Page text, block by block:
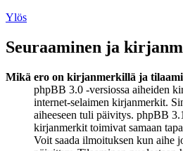
Ylös
Seuraaminen ja
Mikä ero on kirjanmerkillä ja
phpBB 3.0 -versiossa aiheiden
internet-selaimen kirjanmerkit.
aiheeseen tuli päivitys. phpBB
kirjanmerkit toimivat samaan
Voit saada ilmoituksen kun aihe